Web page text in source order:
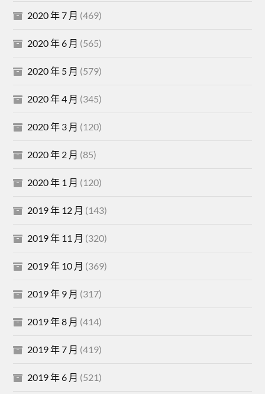
2020 年 7 月 (469)
2020 年 6 月 (565)
2020 年 5 月 (579)
2020 年 4 月 (345)
2020 年 3 月 (120)
2020 年 2 月 (85)
2020 年 1 月 (120)
2019 年 12 月 (143)
2019 年 11 月 (320)
2019 年 10 月 (369)
2019 年 9 月 (317)
2019 年 8 月 (414)
2019 年 7 月 (419)
2019 年 6 月 (521)